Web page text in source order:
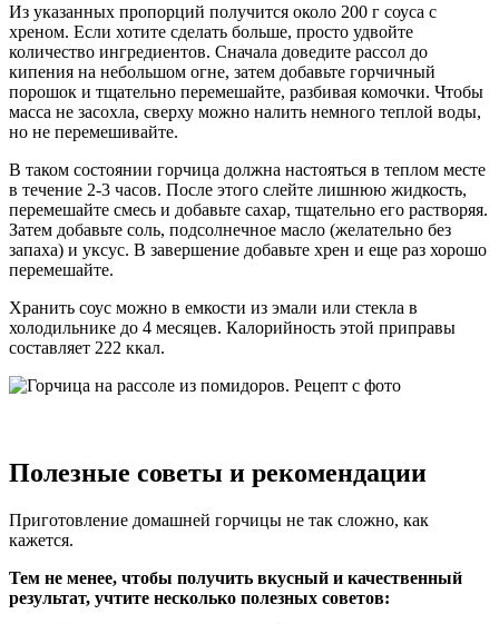
Из указанных пропорций получится около 200 г соуса с
хреном. Если хотите сделать больше, просто удвойте
количество ингредиентов. Сначала доведите рассол до
кипения на небольшом огне, затем добавьте горчичный
порошок и тщательно перемешайте, разбивая комочки. Чтобы
масса не засохла, сверху можно налить немного теплой воды,
но не перемешивайте.
В таком состоянии горчица должна настояться в теплом месте
в течение 2-3 часов. После этого слейте лишнюю жидкость,
перемешайте смесь и добавьте сахар, тщательно его растворяя.
Затем добавьте соль, подсолнечное масло (желательно без
запаха) и уксус. В завершение добавьте хрен и еще раз хорошо
перемешайте.
Хранить соус можно в емкости из эмали или стекла в
холодильнике до 4 месяцев. Калорийность этой приправы
составляет 222 ккал.
Полезные советы и рекомендации
Приготовление домашней горчицы не так сложно, как
кажется.
Тем не менее, чтобы получить вкусный и качественный
результат, учтите несколько полезных советов: